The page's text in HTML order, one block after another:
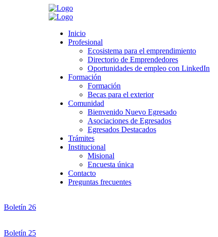
Inicio
Profesional
Ecosistema para el emprendimiento
Directorio de Emprendedores
Oportunidades de empleo con LinkedIn
Formación
Formación
Becas para el exterior
Comunidad
Bienvenido Nuevo Egresado
Asociaciones de Egresados
Egresados Destacados
Trámites
Institucional
Misional
Encuesta única
Contacto
Preguntas frecuentes
Ecosistema para el emprendimiento
Directorio de Emprendedores
Oportunidades de empleo con LinkedIn
Becas para el exterior
Bienvenido Nuevo Egresado
Asociaciones de Egresados
Egresados Destacados
Institucional
Encuesta única
Preguntas frecuentes
Sin categoría>Boletines Oficina de Egresados
Boletines Oficina de Egresados
mayo 18, 2022
Sin categoría
Boletín 26
Boletín 25